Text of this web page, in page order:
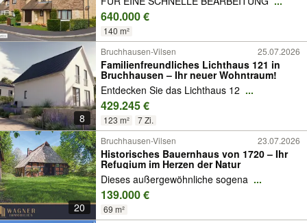
640.000 €
140 m²
8
Bruchhausen-Vilsen 25.07.2026
Familienfreundliches Lichthaus 121 in
Bruchhausen – Ihr neuer Wohntraum!
Entdecken Sie das Lichthaus 12 ...
429.245 €
123 m² 7 Zi.
20
Bruchhausen-Vilsen 23.07.2026
Historisches Bauernhaus von 1720 – Ihr
Refugium im Herzen der Natur
Dieses außergewöhnliche sogena ...
139.000 €
69 m²